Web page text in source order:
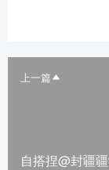
上一篇
自搭捏@封疆